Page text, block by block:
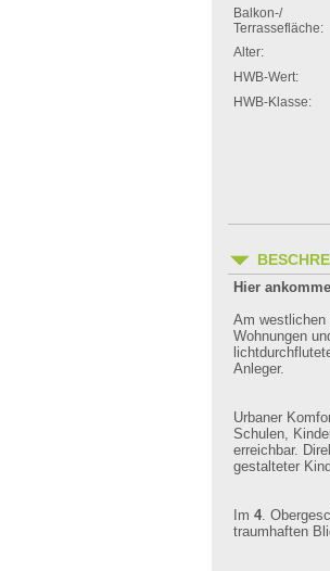
Balkon-/
Terrassefläche:
Alter:
HWB-Wert:
HWB-Klasse:
Hier
Am
Wohnungen
Anleger.
Urbaner
Schulen,
erreichbar.
gestalteter
Im 4.
traumhaften